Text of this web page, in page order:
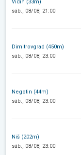
Vidin (33m)
sáb., 08/08, 21:00
Dimitrovgrad (450m)
sáb., 08/08, 23:00
Negotin (44m)
sáb., 08/08, 23:00
Niš (202m)
sáb., 08/08, 23:00